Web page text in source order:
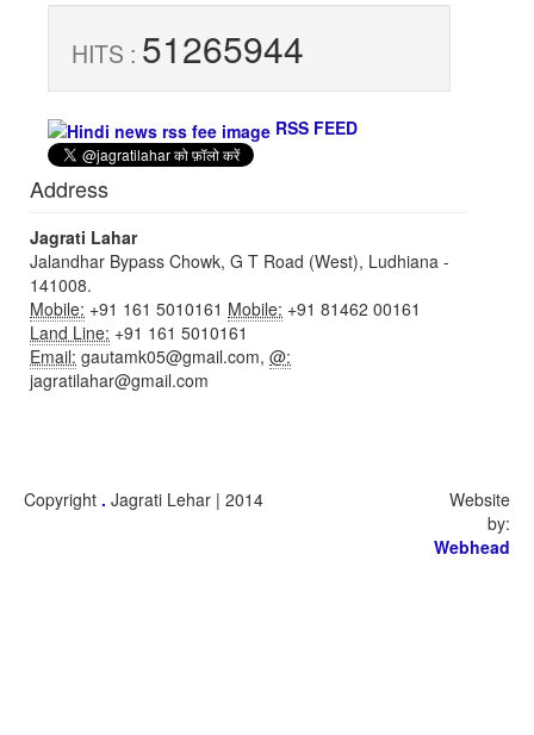
HITS : 51265944
RSS FEED
Address
Jagrati Lahar
Jalandhar Bypass Chowk, G T Road (West), Ludhiana -
141008.
Mobile: +91 161 5010161 Mobile: +91 81462 00161
Land Line: +91 161 5010161
Email: gautamk05@gmail.com, @:
jagratilahar@gmail.com
Copyright . Jagrati Lehar | 2014
Website
by:
Webhead